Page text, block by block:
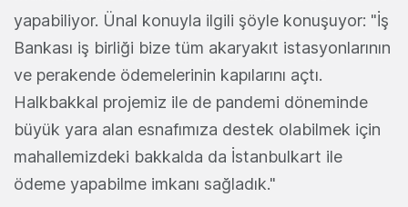
yapabiliyor. Ünal konuyla ilgili şöyle konuşuyor: "İş
Bankası iş birliği bize tüm akaryakıt istasyonlarının
ve perakende ödemelerinin kapılarını açtı.
Halkbakkal projemiz ile de pandemi döneminde
büyük yara alan esnafımıza destek olabilmek için
mahallemizdeki bakkalda da İstanbulkart ile
ödeme yapabilme imkanı sağladık."